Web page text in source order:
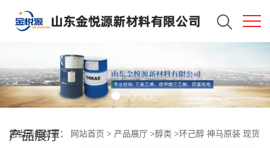
产品展厅
您当前的位置： 网站首页 > 产品展厅 >醇类 >环己醇 神马原装 现货